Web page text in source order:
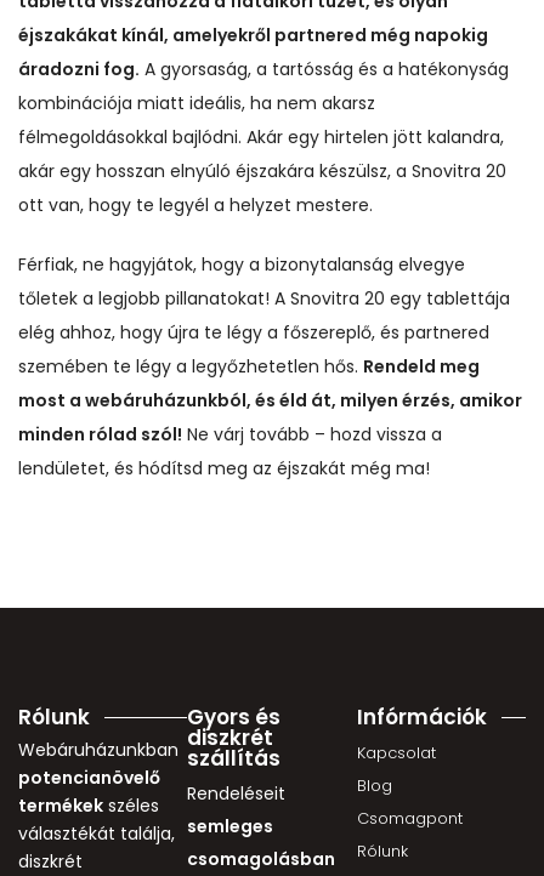
éjszakákat kínál, amelyekről partnered még napokig
áradozni fog. A gyorsaság, a tartósság és a hatékonyság
kombinációja miatt ideális, ha nem akarsz
félmegoldásokkal bajlódni. Akár egy hirtelen jött kalandra,
akár egy hosszan elnyúló éjszakára készülsz, a Snovitra 20
ott van, hogy te legyél a helyzet mestere.
Férfiak, ne hagyjátok, hogy a bizonytalanság elvegye
tőletek a legjobb pillanatokat! A Snovitra 20 egy tablettája
elég ahhoz, hogy újra te légy a főszereplő, és partnered
szemében te légy a legyőzhetetlen hős. Rendeld meg
most a webáruházunkból, és éld át, milyen érzés, amikor
minden rólad szól! Ne várj tovább – hozd vissza a
lendületet, és hódítsd meg az éjszakát még ma!
Rólunk
Webáruházunkban
potencianövelő
termékek széles
választékát találja,
diszkrét
Gyors és
diszkrét
szállítás
Rendeléseit
semleges
csomagolásban
Infórmációk
Kapcsolat
Blog
Csomagpont
Rólunk